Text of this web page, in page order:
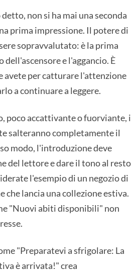
non si ha mai una seconda
prima impressione. Il potere di
sopravvalutato: è la prima
dell'ascensore e l'aggancio. È
avete per catturare l'attenzione
a continuare a leggere.
poco accattivante o fuorviante, i
salteranno completamente il
modo, l'introduzione deve
del lettore e dare il tono al resto
l'esempio di un negozio di
che lancia una collezione estiva.
"Nuovi abiti disponibili" non
"Preparatevi a sfrigolare: La
è arrivata!" crea